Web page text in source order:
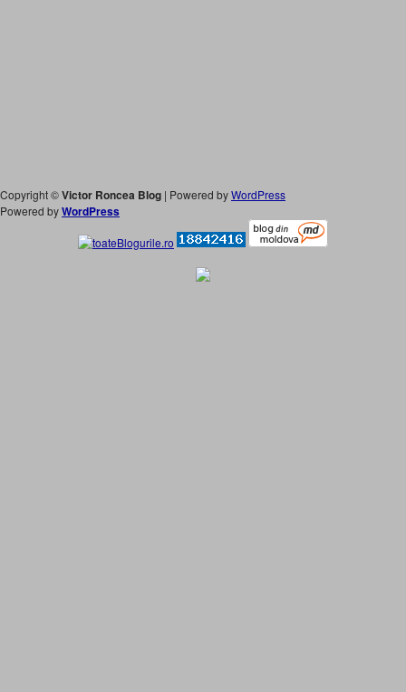
Copyright ©Victor Roncea Blog | Powered byWordPress
Powered byWordPress